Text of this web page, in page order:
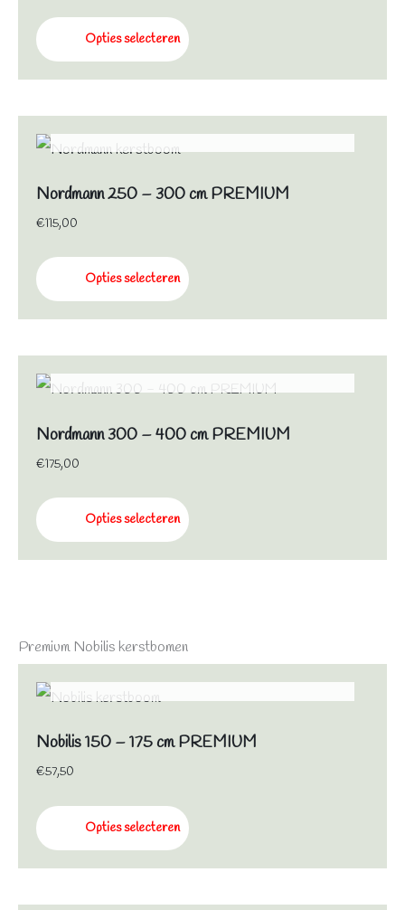
Opties selecteren
Nordmann 250 – 300 cm PREMIUM
€115,00
Opties selecteren
Nordmann 300 – 400 cm PREMIUM
€175,00
Opties selecteren
Premium Nobilis kerstbomen
Nobilis 150 – 175 cm PREMIUM
€57,50
Opties selecteren